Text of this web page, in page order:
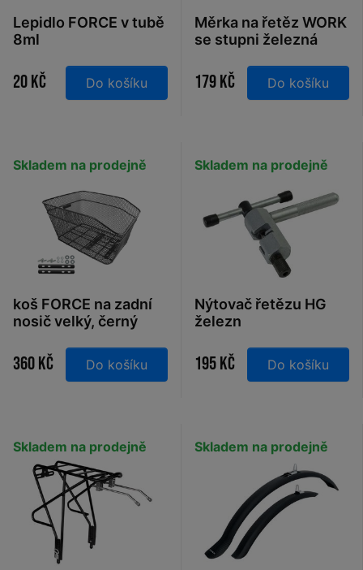
Lepidlo FORCE v tubě
8ml
20 Kč Do košíku
Měrka na řetěz WORK
se stupni železná
179 Kč Do košíku
Skladem na prodejně
koš FORCE na zadní
nosič velký, černý
360 Kč Do košíku
Skladem na prodejně
Nýtovač řetězu HG
železn
195 Kč Do košíku
Skladem na prodejně Skladem na prodejně